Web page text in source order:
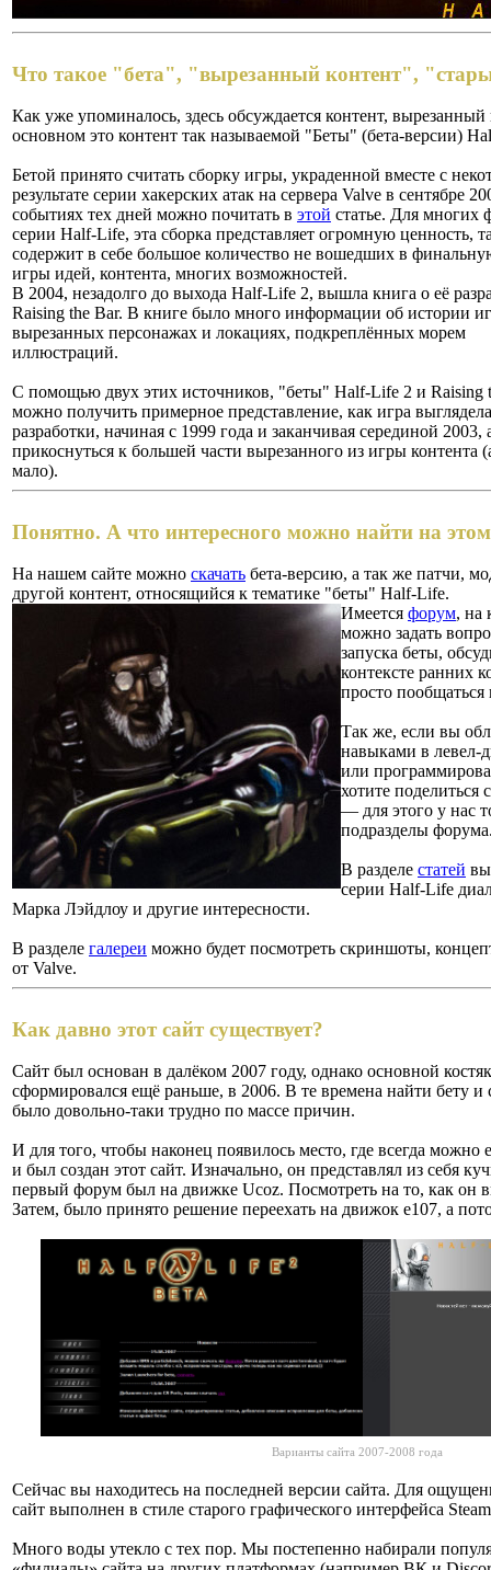
Что такое "бета", "вырезанный контент",
Как уже упоминалось, здесь обсуждается контент,
основном это контент так называемой "Беты" (бета-версии)
Бетой принято считать сборку игры, украденной вместе с
результате серии хакерских атак на сервера Valve в сентябре
событиях тех дней можно почитать в этой статье. Для многих
серии Half-Life, эта сборка представляет огромную ценность,
содержит в себе большое количество не вошедших в
игры идей, контента, многих возможностей.
В 2004, незадолго до выхода Half-Life 2, вышла книга о её
Raising the Bar. В книге было много информации об истории
вырезанных персонажах и локациях, подкреплённых морем
иллюстраций.
С помощью двух этих источников, "беты" Half-Life 2 и Raising
можно получить примерное представление, как игра
разработки, начиная с 1999 года и заканчивая серединой
прикоснуться к большей части вырезанного из игры контента
мало).
Понятно. А что интересного можно найти на этом
На нашем сайте можно скачать бета-версию, а так же патчи,
другой контент, относящийся к тематике "беты" Half-Life.
Имеется форум, на
можно задать
запуска беты,
контексте ранних
просто
Так же, если вы
навыками в левел-
или
хотите
— для этого у нас
подразделы
В разделе статей
серии Half-Life
Марка Лэйдлоу и другие интересности.
В разделе галереи можно будет посмотреть скриншоты,
от Valve.
Как давно этот сайт существует?
Сайт был основан в далёком 2007 году, однако основной
сформировался ещё раньше, в 2006. В те времена найти бету и
было довольно-таки трудно по массе причин.
И для того, чтобы наконец появилось место, где всегда можно
и был создан этот сайт. Изначально, он представлял из себя
первый форум был на движке Ucoz. Посмотреть на то, как он
Затем, было принято решение переехать на движок е107, а
Варианты сайта 2007-2008 года
Сейчас вы находитесь на последней версии сайта. Для
сайт выполнен в стиле старого графического интерфейса
Много воды утекло с тех пор. Мы постепенно набирали